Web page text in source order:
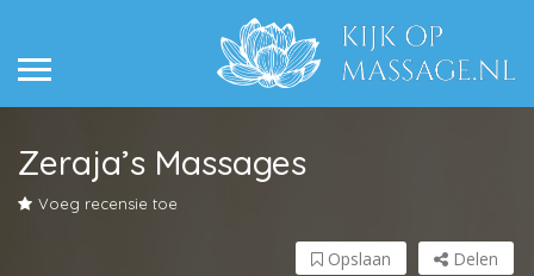
Zeraja’s Massages
Voeg recensie toe
Delen
Opslaan